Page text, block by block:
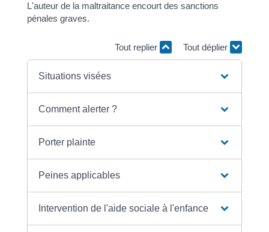
L'auteur de la maltraitance encourt des sanctions
pénales graves.
Tout replier Tout déplier
Situations visées
Comment alerter ?
Porter plainte
Peines applicables
Intervention de l'aide sociale à l'enfance